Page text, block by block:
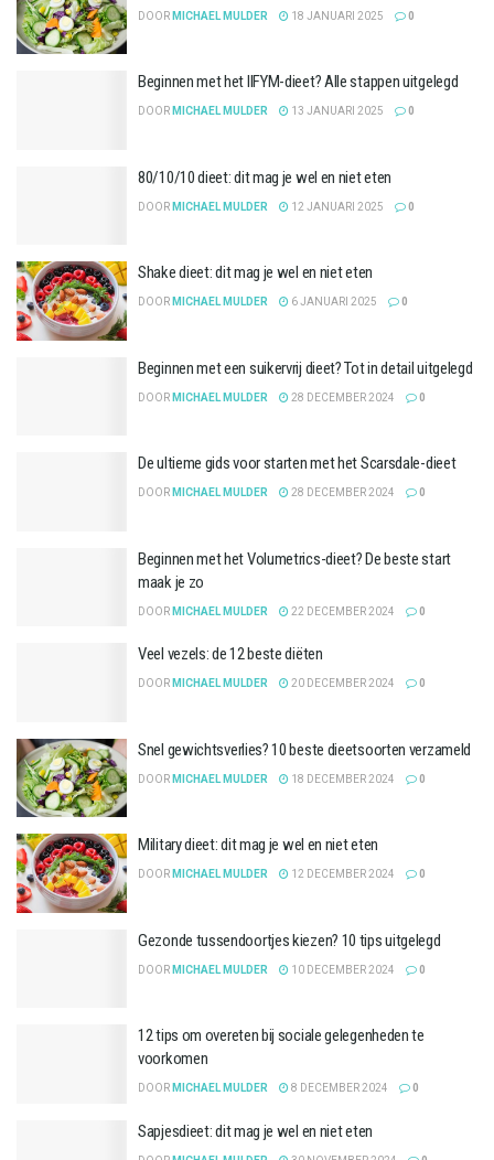
DOOR MICHAEL MULDER 18 JANUARI 2025 0
Beginnen met het IIFYM-dieet? Alle stappen uitgelegd
DOOR MICHAEL MULDER 13 JANUARI 2025 0
80/10/10 dieet: dit mag je wel en niet eten
DOOR MICHAEL MULDER 12 JANUARI 2025 0
Shake dieet: dit mag je wel en niet eten
DOOR MICHAEL MULDER 6 JANUARI 2025 0
Beginnen met een suikervrij dieet? Tot in detail uitgelegd
DOOR MICHAEL MULDER 28 DECEMBER 2024 0
De ultieme gids voor starten met het Scarsdale-dieet
DOOR MICHAEL MULDER 28 DECEMBER 2024 0
Beginnen met het Volumetrics-dieet? De beste start
maak je zo
DOOR MICHAEL MULDER 22 DECEMBER 2024 0
Veel vezels: de 12 beste diëten
DOOR MICHAEL MULDER 20 DECEMBER 2024 0
Snel gewichtsverlies? 10 beste dieetsoorten verzameld
DOOR MICHAEL MULDER 18 DECEMBER 2024 0
Military dieet: dit mag je wel en niet eten
DOOR MICHAEL MULDER 12 DECEMBER 2024 0
Gezonde tussendoortjes kiezen? 10 tips uitgelegd
DOOR MICHAEL MULDER 10 DECEMBER 2024 0
12 tips om overeten bij sociale gelegenheden te
voorkomen
DOOR MICHAEL MULDER 8 DECEMBER 2024 0
Sapjesdieet: dit mag je wel en niet eten